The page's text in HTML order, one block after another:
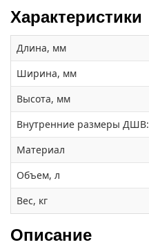
Характеристики
Длина, мм
Ширина, мм
Высота, мм
Внутренние размеры ДШВ:
Материал
Объем, л
Вес, кг
Описание